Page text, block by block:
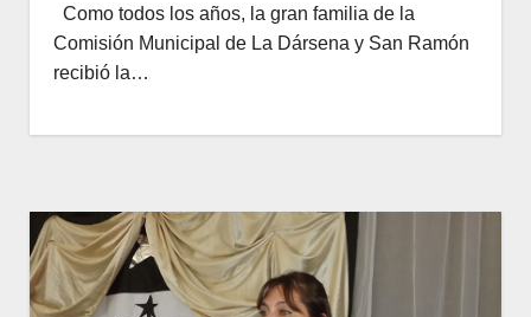
Como todos los años, la gran familia de la
Comisión Municipal de La Dársena y San Ramón
recibió la…